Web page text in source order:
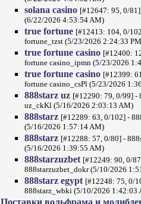
solana casino [#12647: 95, 0/
(6/22/2026 4:53:54 AM)
true fortune [#12413: 104, 0/
fortune_tzst (5/23/2026 2:24:33
true fortune casino [#12400:
fortune casino_ipmn (5/23/2026
true fortune casino [#12399:
fortune casino_csPl (5/23/2026
888starz uz [#12290: 79, 0/99] -
uz_ckKl (5/16/2026 2:03:13 AM)
888starz [#12289: 63, 0/102] -
(5/16/2026 1:57:14 AM)
888starz [#12288: 57, 0/80] -
(5/16/2026 1:39:55 AM)
888starzuzbet [#12249: 90, 0/
888starzuzbet_dokr (5/10/2026
888starz egypt [#12248: 75, 0/
888starz_wbki (5/10/2026 1:42:03
Поставки вольфрама и